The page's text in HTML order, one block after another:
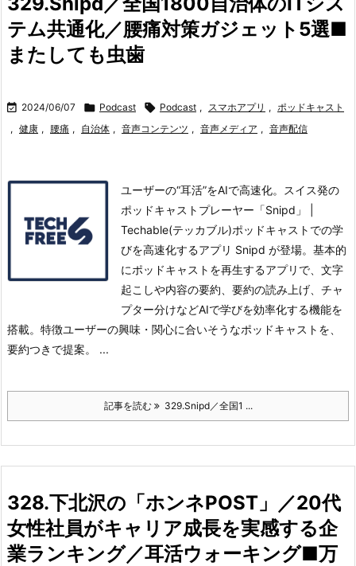
テム共通化／腰痛対策ガジェット5選■
またしても虫歯
 2024/06/07  Podcast  Podcast , スマホアプリ , ポッドキャスト
, 健康 , 腰痛 , 自治体 , 音声コンテンツ , 音声メディア , 音声配信
ユーザーの“耳活”をAIで高速化。スイス発の
ポッドキャストプレーヤー「Snipd」 |
Techable(テッカブル)ポッドキャストでの学
びを高速化するアプリ Snipd が登場。 基本的
にポッドキャストを再生するアプリで、文字
起こしや内容の要約、要約の読み上げ、チャ
プター分けなどAIで学びを効率化する機能を
搭載。 特徴ユーザーの興味・関心に合いそうなポッドキャストを、
要約つきで提案。 ...
記事を読む 329.Snipd／全国1 ...
328.下北沢の「ホンネPOST」／20代
女性社員がキャリア成長を実感する企
業ランキング／耳活ウォーキング■万